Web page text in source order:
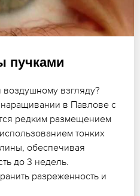
пучками
воздушному взгляду?
в Павлове с
редким размещением
тонких
обеспечивая
до 3 недель.
разреженность и